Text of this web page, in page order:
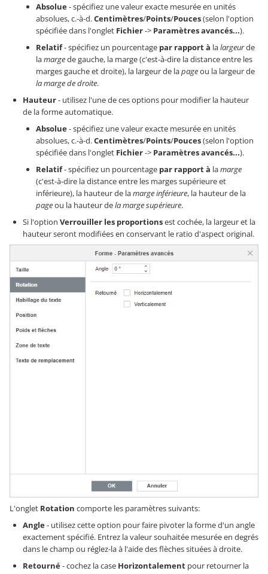
Absolue- spécifiez une valeur exacte mesurée en unités
absolues, c.-à-d.Centimètres/Points/Pouces(selon l'option
spécifiée dans l'onglet Fichier-> Paramètres avancés...).
Relatif- spécifiez un pourcentage par rapport à lalargeurde
lamargede gauche, la marge (c'est-à-dire la distance entre les
marges gauche et droite), la largeur de lapageou la largeur de
la marge de droite.
Hauteur- utilisez l'une de ces options pour modifier la hauteur
de la forme automatique.
Absolue- spécifiez une valeur exacte mesurée en unités
absolues, c.-à-d.Centimètres/Points/Pouces(selon l'option
spécifiée dans l'onglet Fichier-> Paramètres avancés...).
Relatif- spécifiez un pourcentage par rapport à lamarge
(c'est-à-dire la distance entre les marges supérieure et
inférieure), la hauteur de lamarge inférieure, la hauteur de la
pageou la hauteur dela marge supérieure.
Si l'option Verrouiller les proportionsest cochée, la largeur et la
hauteur seront modifiées en conservant le ratio d'aspect original.
L'onglet Rotation comporte les paramètres suivants:
Angle- utilisez cette option pour faire pivoter la forme d'un angle
exactement spécifié. Entrez la valeur souhaitée mesurée en degrés
dans le champ ou réglez-la à l'aide des flèches situées à droite.
Retourné- cochez la case Horizontalement pour retourner la